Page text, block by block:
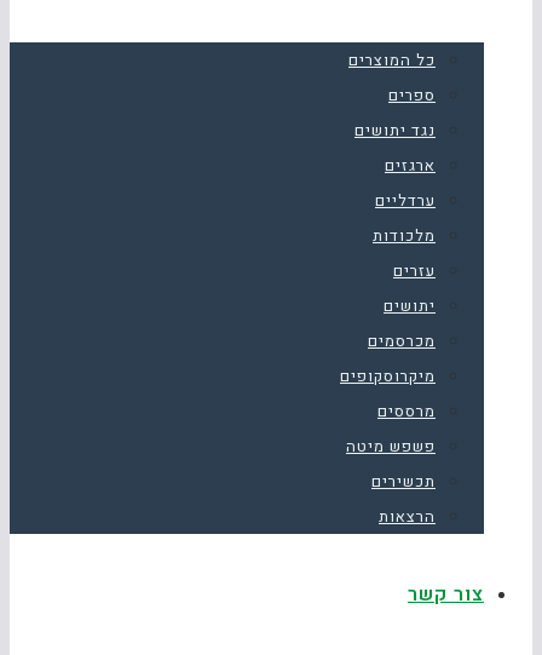
כל המוצרים
ספרים
נגד יתושים
ארגזים
ערדליים
מלכודות
עזרים
יתושים
מכרסמים
מיקרוסקופים
מרססים
פשפש מיטה
תכשירים
הרצאות
צור קשר